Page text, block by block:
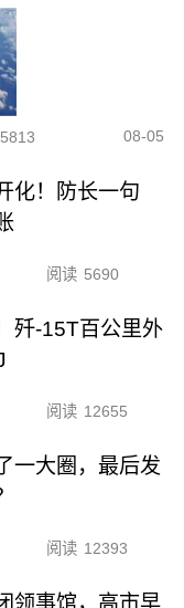
08-05
化！防长一句
阅读 5690
歼-15T百公里外
阅读 12655
一大圈，最后发
阅读 12393
领事馆，高市早